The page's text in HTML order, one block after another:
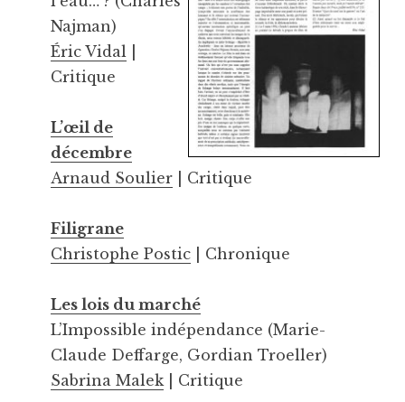
Najman)
Éric Vidal
Critique
L’œil de
décembre
Arnaud Soulier | Critique
Filigrane
Christophe Postic | Chronique
Les lois du marché
L’Impossible indépendance (Marie-
Claude Deffarge, Gordian Troeller)
Sabrina Malek | Critique